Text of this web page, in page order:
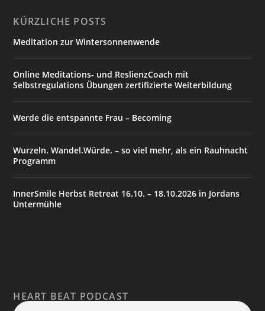
KÜRZLICHE POSTS
Meditation zur Wintersonnenwende
Online Meditations- und ReslienzCoach mit
Selbstregulations Übungen zertifizierte Weiterbildung
Werde die entspannte Frau – Becoming
Wurzeln. Wandel.Würde. – so viel mehr, als ein Rauhnacht
Programm
InnerSmile Herbst Retreat 16.10. – 18.10.2026 in Jordans
Untermühle
HEART BEAT PODCAST